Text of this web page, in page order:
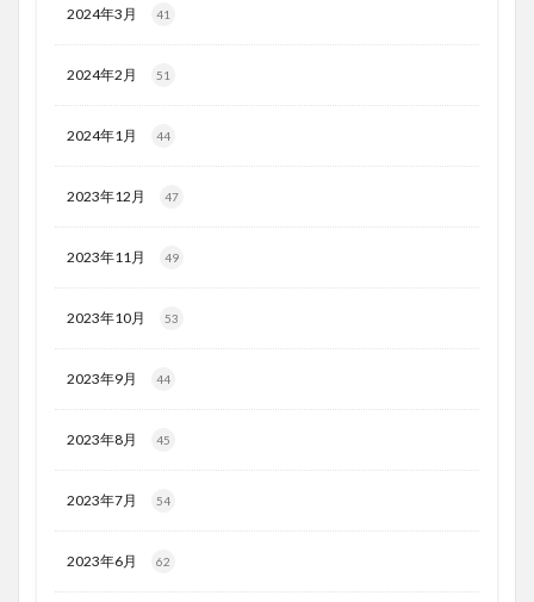
2024年3月 41
2024年2月 51
2024年1月 44
2023年12月 47
2023年11月 49
2023年10月 53
2023年9月 44
2023年8月 45
2023年7月 54
2023年6月 62